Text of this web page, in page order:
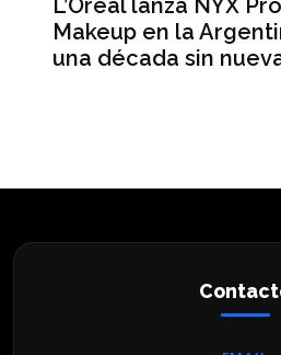
L’Oréal lanza NYX
Makeup en la
una década sin